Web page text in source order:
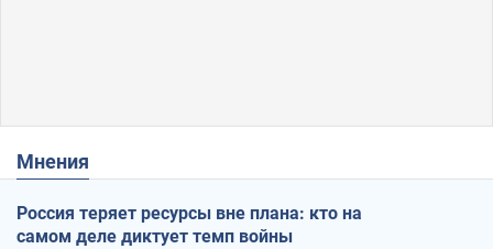
Мнения
Россия теряет ресурсы вне плана: кто на
самом деле диктует темп войны